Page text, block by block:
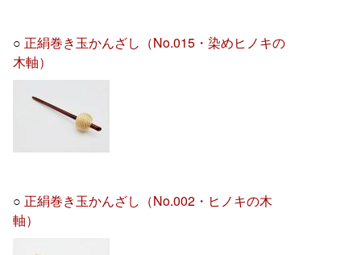
○ 正絹巻き玉かんざし（No.015・染めヒノキの
木軸）
○ 正絹巻き玉かんざし（No.002・ヒノキの木
軸）